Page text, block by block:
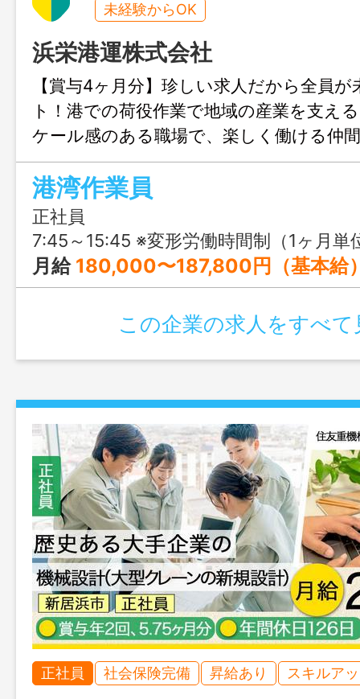
未経験からOK
浜栄港運株式会社
【賞与4ヶ月分】珍しい求人だから全員が
ト！港での荷役作業で地域の産業を支え
ケール感のある職場で、楽しく働ける仲
す◎ 応募に迷っている方も、まずは職場
なく新たな世界に飛び込んでみてくださ
港湾作業員
正社員
7:45～15:45 ※変形労働時間制（1ヶ月単位) ※外航船入
月給 180,000〜187,800円（基本給）＋
この企業の求人をすべて
正社員 社会保険完備 昇給あり スキルア